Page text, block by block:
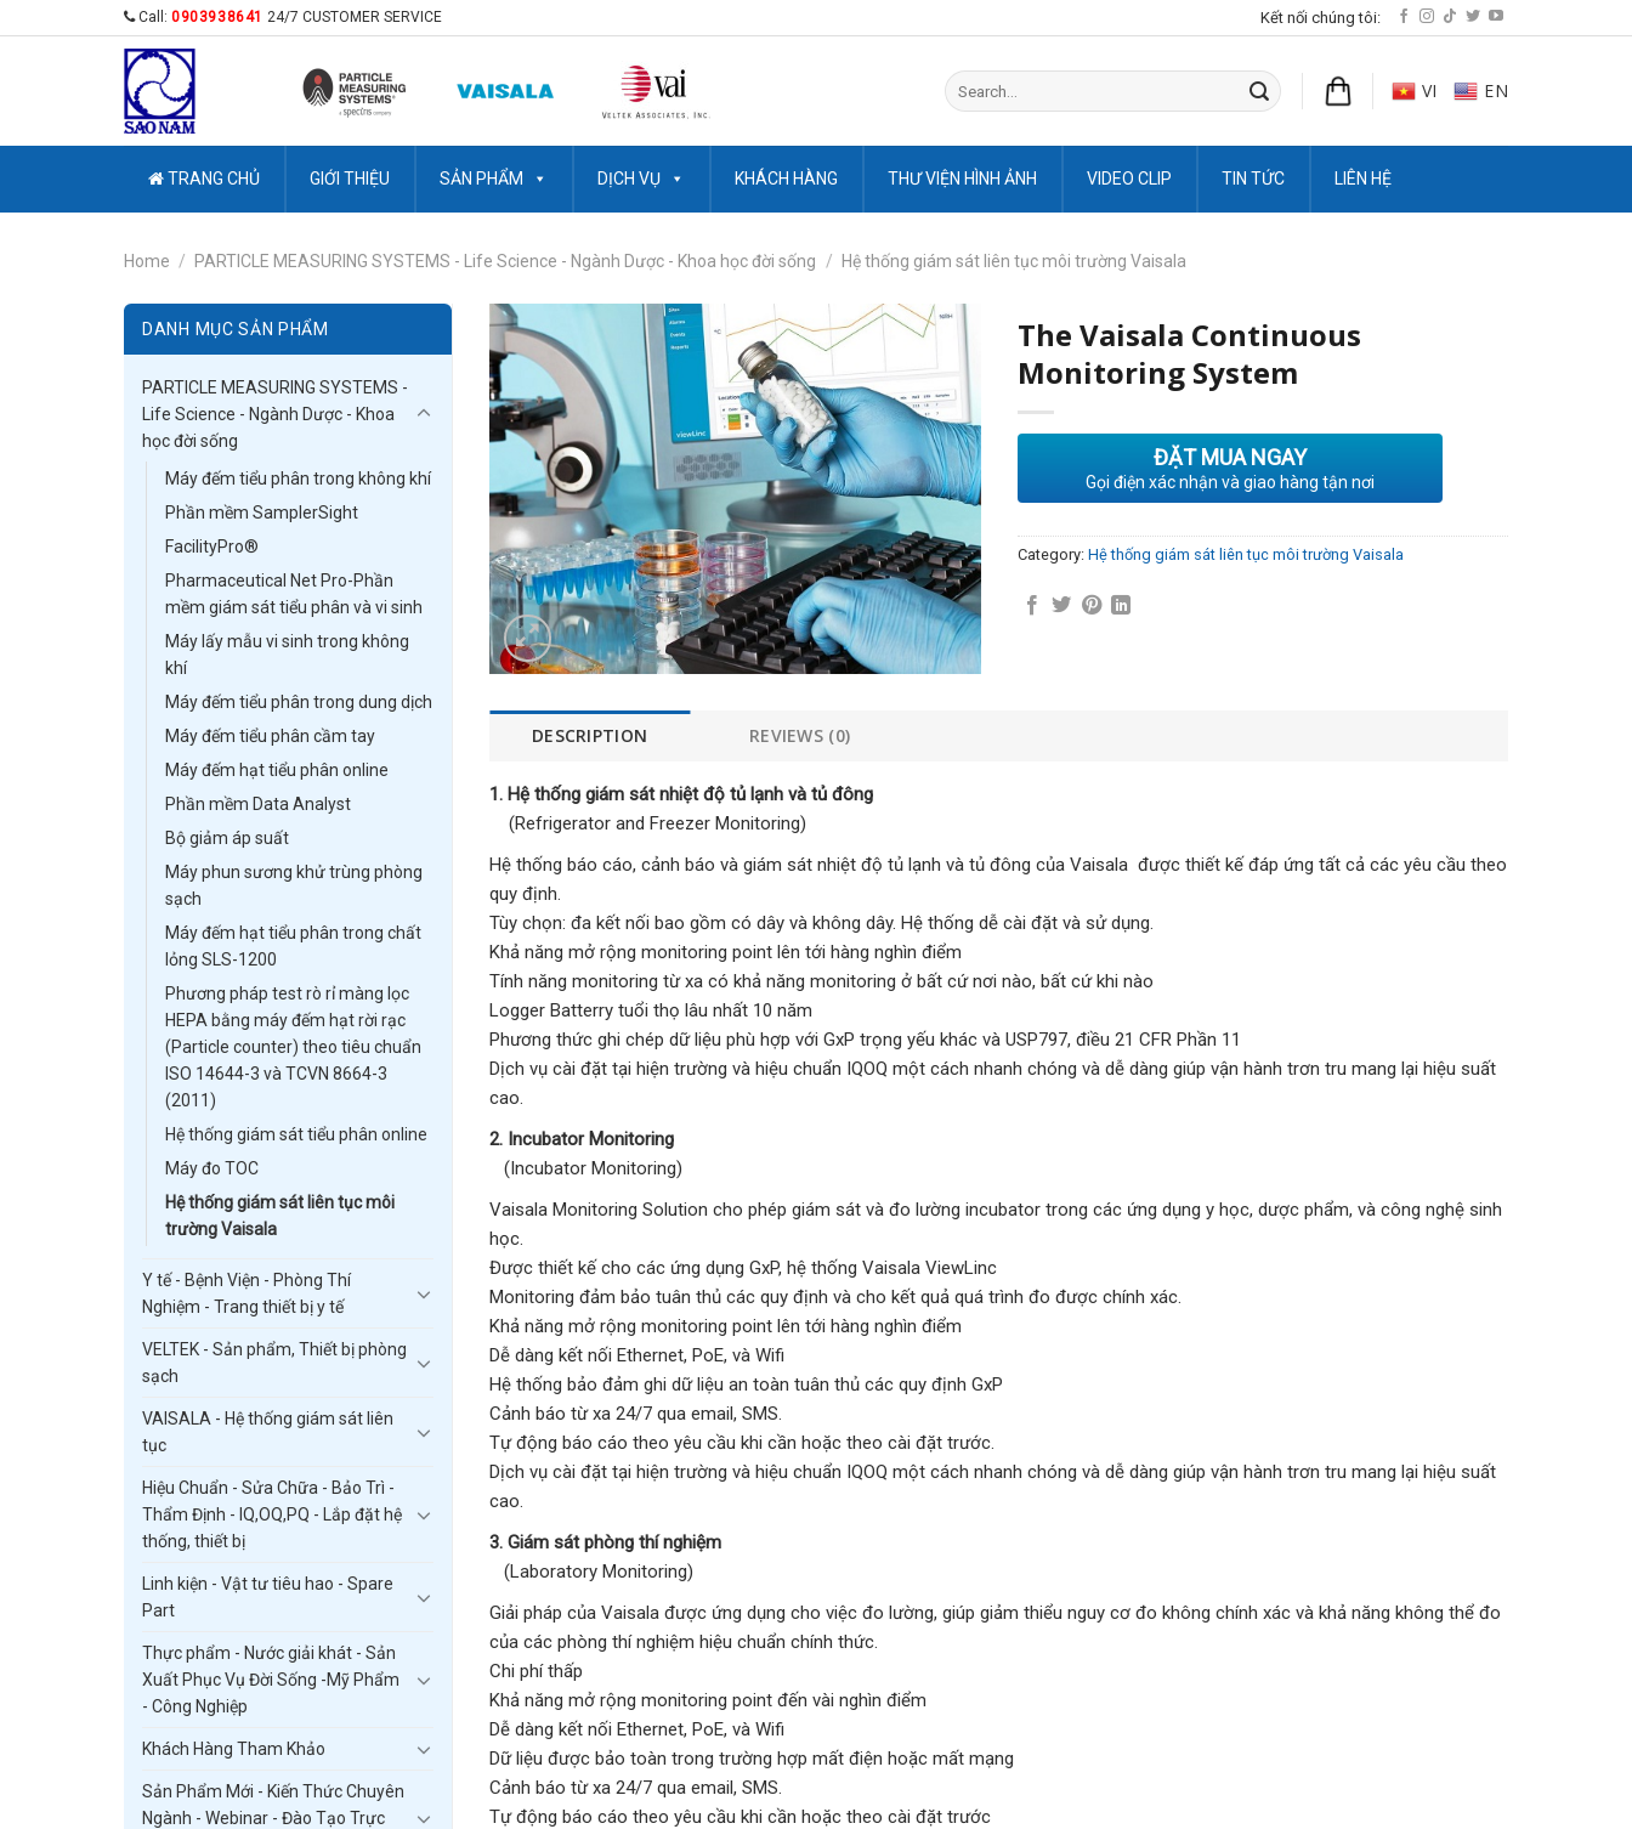
Call: 0903938641 24/7 CUSTOMER SERVICE Kết nối chúng tôi:
Search
for:
VI EN
TRANG CHỦ GIỚI THIỆU SẢN PHẨM DỊCH VỤ KHÁCH HÀNG THƯ VIỆN HÌNH ẢNH VIDEO CLIP TIN TỨC LIÊN HỆ
Home / PARTICLE MEASURING SYSTEMS - Life Science - Ngành Dược - Khoa học đời sống / Hệ thống giám sát liên tục môi trường Vaisala
DANH MỤC SẢN PHẨM
PARTICLE MEASURING SYSTEMS -
Life Science - Ngành Dược - Khoa
học đời sống
Máy đếm tiểu phân trong không khí
Phần mềm SamplerSight
FacilityPro®
Pharmaceutical Net Pro-Phần
mềm giám sát tiểu phân và vi sinh
Máy lấy mẫu vi sinh trong không
khí
Máy đếm tiểu phân trong dung dịch
Máy đếm tiểu phân cầm tay
Máy đếm hạt tiểu phân online
Phần mềm Data Analyst
Bộ giảm áp suất
Máy phun sương khử trùng phòng
sạch
Máy đếm hạt tiểu phân trong chất
lỏng SLS-1200
Phương pháp test rò rỉ màng lọc
HEPA bằng máy đếm hạt rời rạc
(Particle counter) theo tiêu chuẩn
ISO 14644-3 và TCVN 8664-3
(2011)
Hệ thống giám sát tiểu phân online
Máy đo TOC
Hệ thống giám sát liên tục môi
trường Vaisala
Y tế - Bệnh Viện - Phòng Thí
Nghiệm - Trang thiết bị y tế
VELTEK - Sản phẩm, Thiết bị phòng
sạch
VAISALA - Hệ thống giám sát liên
tục
Hiệu Chuẩn - Sửa Chữa - Bảo Trì -
Thẩm Định - IQ,OQ,PQ - Lắp đặt hệ
thống, thiết bị
Linh kiện - Vật tư tiêu hao - Spare
Part
Thực phẩm - Nước giải khát - Sản
Xuất Phục Vụ Đời Sống -Mỹ Phẩm
- Công Nghiệp
Khách Hàng Tham Khảo
Sản Phẩm Mới - Kiến Thức Chuyên
Ngành - Webinar - Đào Tạo Trực
The Vaisala Continuous
Monitoring System
ĐẶT MUA NGAY
Gọi điện xác nhận và giao hàng tận nơi
Category: Hệ thống giám sát liên tục môi trường Vaisala
DESCRIPTION REVIEWS (0)
1. Hệ thống giám sát nhiệt độ tủ lạnh và tủ đông
(Refrigerator and Freezer Monitoring)
Hệ thống báo cáo, cảnh báo và giám sát nhiệt độ tủ lạnh và tủ đông của Vaisala được thiết kế đáp ứng tất cả các yêu cầu theo
quy định.
Tùy chọn: đa kết nối bao gồm có dây và không dây. Hệ thống dễ cài đặt và sử dụng.
Khả năng mở rộng monitoring point lên tới hàng nghìn điểm
Tính năng monitoring từ xa có khả năng monitoring ở bất cứ nơi nào, bất cứ khi nào
Logger Batterry tuổi thọ lâu nhất 10 năm
Phương thức ghi chép dữ liệu phù hợp với GxP trọng yếu khác và USP797, điều 21 CFR Phần 11
Dịch vụ cài đặt tại hiện trường và hiệu chuẩn IQOQ một cách nhanh chóng và dễ dàng giúp vận hành trơn tru mang lại hiệu suất
cao.
2. Incubator Monitoring
(Incubator Monitoring)
Vaisala Monitoring Solution cho phép giám sát và đo lường incubator trong các ứng dụng y học, dược phẩm, và công nghệ sinh
học.
Được thiết kế cho các ứng dụng GxP, hệ thống Vaisala ViewLinc
Monitoring đảm bảo tuân thủ các quy định và cho kết quả quá trình đo được chính xác.
Khả năng mở rộng monitoring point lên tới hàng nghìn điểm
Dễ dàng kết nối Ethernet, PoE, và Wifi
Hệ thống bảo đảm ghi dữ liệu an toàn tuân thủ các quy định GxP
Cảnh báo từ xa 24/7 qua email, SMS.
Tự động báo cáo theo yêu cầu khi cần hoặc theo cài đặt trước.
Dịch vụ cài đặt tại hiện trường và hiệu chuẩn IQOQ một cách nhanh chóng và dễ dàng giúp vận hành trơn tru mang lại hiệu suất
cao.
3. Giám sát phòng thí nghiệm
(Laboratory Monitoring)
Giải pháp của Vaisala được ứng dụng cho việc đo lường, giúp giảm thiểu nguy cơ đo không chính xác và khả năng không thể đo
của các phòng thí nghiệm hiệu chuẩn chính thức.
Chi phí thấp
Khả năng mở rộng monitoring point đến vài nghìn điểm
Dễ dàng kết nối Ethernet, PoE, và Wifi
Dữ liệu được bảo toàn trong trường hợp mất điện hoặc mất mạng
Cảnh báo từ xa 24/7 qua email, SMS.
Tự động báo cáo theo yêu cầu khi cần hoặc theo cài đặt trước